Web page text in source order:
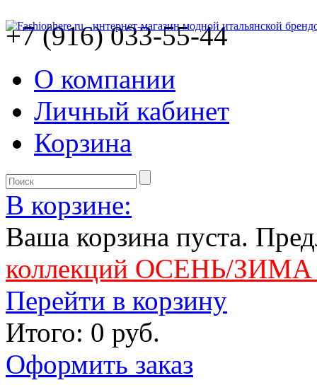
+7 (916) 033-55-44
О компании
Личный кабинет
Корзина
В корзине:
Ваша корзина пуста.
коллекций ОСЕНЬ/ЗИМА
Перейти в корзину
Итого: 0 руб.
Оформить заказ